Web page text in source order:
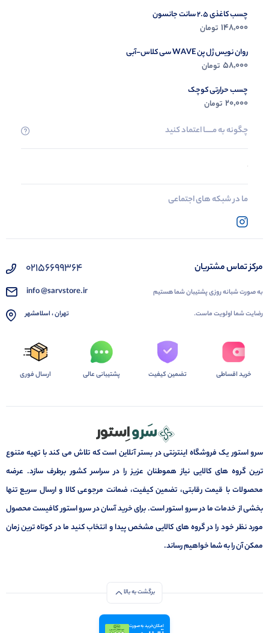
چسب کاغذی 2.5 سانت جانسون
148,000 تومان
روان نویس ژل پن WAVE سی کلاس-آبی
58,000 تومان
چسب حرارتی کوچک
20,000 تومان
چگونه به مــــــا اعتماد کنید
ما در شبکه های اجتماعی
مرکز تماس مشتریان
به صورت شبانه روزی پشتیبان شما هستیم
رضایت شما اولویت ماست.
02156699364
info @sarvstore.ir
تهران ، اسلامشهر
خرید اقساطی تضمین کیفیت پشتیبانی عالی ارسال فوری
سرو استور یک فروشگاه اینترنتی در بستر آنلاین است که تلاش می کند با تهیه متنوع
ترین گروه های کالایی نیاز هموطنان عزیز را در سراسر کشور برطرف سازد. عرضه
محصولات با قیمت رقابتی، تضمین کیفیت، ضمانت مرجوعی کالا و ارسال سریع تنها
بخشی از خدمات ما در سرو استور است. برای خرید آسان در سرو استور کافیست محصول
مورد نظر خود را در گروه های کالایی مشخص پیدا و انتخاب کنید ما در کوتاه ترین زمان
ممکن آن را به شما خواهیم رساند.
برگشت به بالا
امکان خرید به صورت